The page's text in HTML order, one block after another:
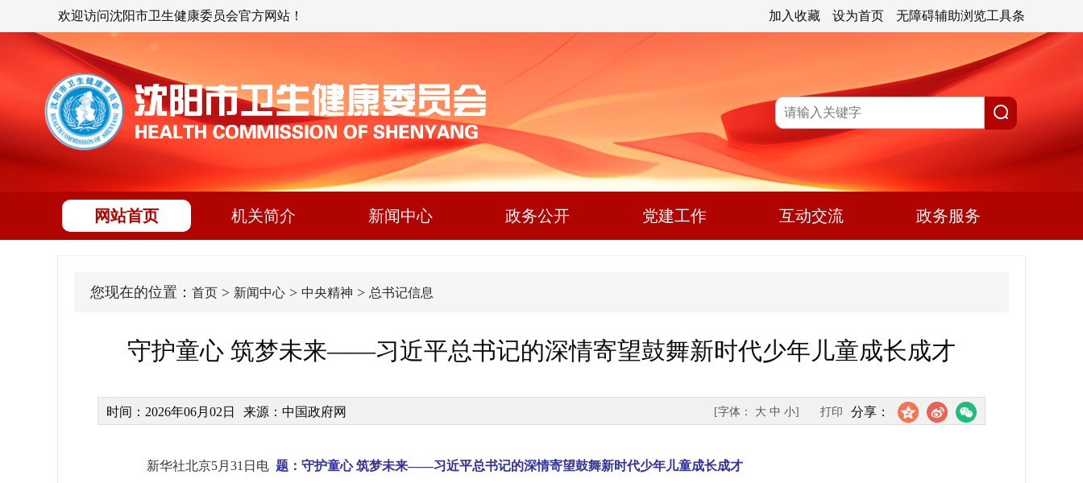
欢迎访问沈阳市卫生健康委员会官方网站！ 无障碍辅助浏览工具条
设为首页
加入收藏
网站首页 机关简介 新闻中心 政务公开 党建工作 互动交流 政务服务
您现在的位置： 首页 > 新闻中心 > 中央精神 > 总书记信息
守护童心 筑梦未来——习近平总书记的深情寄望鼓舞新时代少年儿童成长成才
时间：2026年06月02日 来源：中国政府网 分享：
[字体： 大 中 小] 打印
新华社北京5月31日电 题：守护童心 筑梦未来——习近平总书记的深情寄望鼓舞新时代少年儿童成长成才